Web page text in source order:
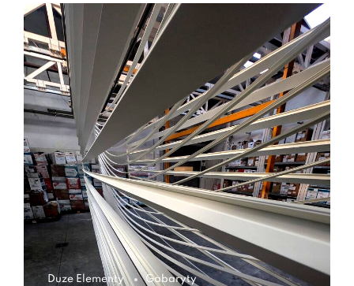
Duze Elementy
Gabaryty